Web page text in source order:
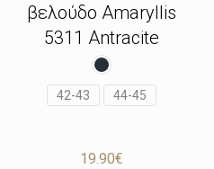
βελούδο Amaryllis
5311 Antracite
42-43 44-45
19.90€